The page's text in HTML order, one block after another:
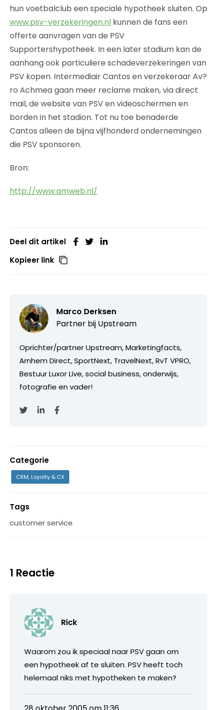
hun voetbalclub een speciale hypotheek sluiten. Op
www.psv-verzekeringen.nl kunnen de fans een
offerte aanvragen van de PSV
Supportershypotheek. In een later stadium kan de
aanhang ook particuliere schadeverzekeringen van
PSV kopen. Intermediair Cantos en verzekeraar Av?
ro Achmea gaan meer reclame maken, via direct
mail, de website van PSV en videoschermen en
borden in het stadion. Tot nu toe benaderde
Cantos alleen de bijna vijfhonderd ondernemingen
die PSV sponsoren.
Bron:
http://www.amweb.nl/
Deel dit artikel
Kopieer link
Marco Derksen
Partner bij Upstream
Oprichter/partner Upstream, Marketingfacts,
Arnhem Direct, SportNext, TravelNext, RvT VPRO,
Bestuur Luxor Live, social business, onderwijs,
fotografie en vader!
Categorie
CRM, Loyalty & CX
Tags
customer service
1 Reactie
Rick
Waarom zou ik speciaal naar PSV gaan om
een hypotheek af te sluiten. PSV heeft toch
helemaal niks met hypotheken te maken?